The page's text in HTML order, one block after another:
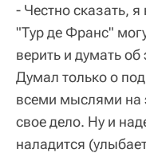
- Честно сказать,
"Тур де Франс"
верить и думать
Думал только о
всеми мыслями на
свое дело. Ну и
наладится